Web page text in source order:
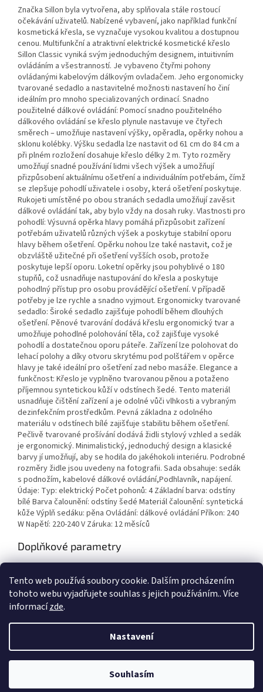
Tento web používá soubory cookie. Dalším procházením
tohoto webu vyjadřujete souhlas s jejich používáním.. Více
informacízde.
Nastavení
Souhlasím
Značka Sillon byla vytvořena, aby splňovala stále rostoucí
očekávání uživatelů. Nabízené vybavení, jako například funkční
kosmetická křesla, se vyznačuje vysokou kvalitou a dostupnou
cenou. Multifunkční a atraktivní elektrické kosmetické křeslo
Sillon Classic vyniká svým jednoduchým designem, intuitivním
ovládáním a všestranností. Je vybaveno čtyřmi pohony
ovládanými kabelovým dálkovým ovladačem. Jeho ergonomicky
tvarované sedadlo a nastavitelné možnosti nastavení ho činí
ideálním pro mnoho specializovaných ordinací. Snadno
použitelné dálkové ovládání: Pomocí snadno použitelného
dálkového ovládání se křeslo plynule nastavuje ve čtyřech
směrech – umožňuje nastavení výšky, opěradla, opěrky nohou a
sklonu kolébky. Výšku sedadla lze nastavit od 61 cm do 84 cm a
při plném rozložení dosahuje křeslo délky 2 m. Tyto rozměry
umožňují snadné používání lidmi všech výšek a umožňují
přizpůsobení aktuálnímu ošetření a individuálním potřebám, čímž
se zlepšuje pohodlí uživatele i osoby, která ošetření poskytuje.
Rukojeti umístěné po obou stranách sedadla umožňují zavěsit
dálkové ovládání tak, aby bylo vždy na dosah ruky. Vlastnosti pro
pohodlí: Výsuvná opěrka hlavy pomáhá přizpůsobit zařízení
potřebám uživatelů různých výšek a poskytuje stabilní oporu
hlavy během ošetření. Opěrku nohou lze také nastavit, což je
obzvláště užitečné při ošetření vyšších osob, protože
poskytuje lepší oporu. Loketní opěrky jsou pohyblivé o 180
stupňů, což usnadňuje nastupování do křesla a poskytuje
pohodlný přístup pro osobu provádějící ošetření. V případě
potřeby je lze rychle a snadno vyjmout. Ergonomicky tvarované
sedadlo: Široké sedadlo zajišťuje pohodlí během dlouhých
ošetření. Pěnové tvarování dodává křeslu ergonomický tvar a
umožňuje pohodlné polohování těla, což zajišťuje vysoké
pohodlí a dostatečnou oporu páteře. Zařízení lze polohovat do
lehací polohy a díky otvoru skrytému pod polštářem v opěrce
hlavy je také ideální pro ošetření zad nebo masáže. Elegance a
funkčnost: Křeslo je vyplněno tvarovanou pěnou a potaženo
příjemnou syntetickou kůží v odstínech šedé. Tento materiál
usnadňuje čištění zařízení a je odolné vůči vlhkosti a vybraným
dezinfekčním prostředkům. Pevná základna z odolného
materiálu v odstínech bílé zajišťuje stabilitu během ošetření.
Pečlivě tvarované prošívání dodává židli stylový vzhled a sedák
je ergonomický. Minimalistický, jednoduchý design a klasické
barvy jí umožňují, aby se hodila do jakéhokoli interiéru. Podrobné
rozměry židle jsou uvedeny na fotografii. Sada obsahuje: sedák
s podnožím, kabelové dálkové ovládání,Podhlavník, napájení.
Údaje: Typ: elektrický Počet pohonů: 4 Základní barva: odstíny
bílé Barva čalounění: odstíny šedé Materiál čalounění: syntetická
kůže Výplň sedáku: pěna Ovládání: dálkové ovládání Příkon: 240
W Napětí: 220-240 V Záruka: 12 měsíců
Doplňkové parametry
EAN: 5906717457869
Vytvořil Shoptet
Body Factory s.r.o.. Všechna práva vyhrazena.